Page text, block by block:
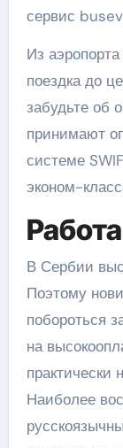
сервис
Из
поездка до
забудьте об
принимают
системе
эконом-
Работа
В Сербии
Поэтому
побороться
на
практически
Наиболее